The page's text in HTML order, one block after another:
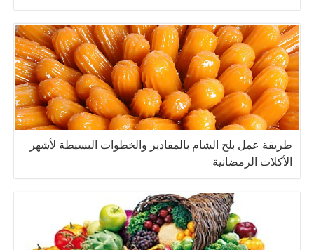
طريقة عمل بلح الشام بالمقادير والخطوات البسيطة لأشهر
الأكلات الرمضانية